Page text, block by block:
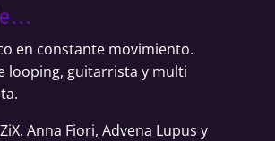
en constante movimiento.
looping, guitarrista y multi
Anna Fiori, Advena Lupus y